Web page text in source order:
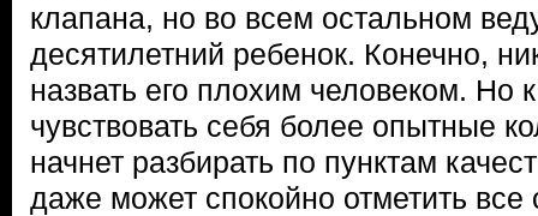
клапана, но во всем остальном
десятилетний ребенок. Конечно,
назвать его плохим человеком. Но
чувствовать себя более опытные
начнет разбирать по пунктам
даже может спокойно отметить все